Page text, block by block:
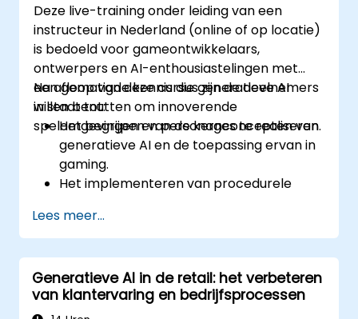
Deze live-training onder leiding van een
instructeur in Nederland (online of op locatie)
is bedoeld voor gameontwikkelaars,
ontwerpers en AI-enthousiastelingen met
een gematigde kennis die generatieve AI
willen benutten om innoverende
spelomgevingen en personages te realiseren.
Na afloop van deze cursus zijn de deelnemers
in staat tot:
Het begrijpen van de kernconcepten van
generatieve AI en de toepassing ervan in
gaming.
Het implementeren van procedurele
gamewerelden te creëren.
Het ontwerpen en ontwikkelen van AI-
gestuurde personages en verhaallijnen.
Het beoordelen van de ethische
aspecten van AI in gaming.
Lees meer...
Generatieve AI in de retail: het verbeteren
van klantervaring en bedrijfsprocessen